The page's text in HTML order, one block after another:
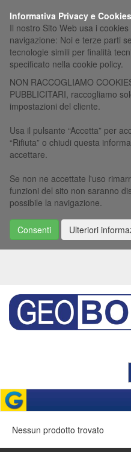
Informativa Privacy e
Il nostro Sito Web usa i
navigazione: Noi e terze parti
tecnologie simili per finalità
specificato nella cookie policy.
NON RACCOGLIAMO
PUBBLICITARI, raccogliamo
impostazioni del cliente.
Usa il pulsante “Accetta” per
“Rifiuta” o chiudi questa
accettare.
Se non ne accettate l'uso
funzioni del sito non saranno
possibile la navigazione.
Consenti Ulteriori
Nessun prodotto trovato